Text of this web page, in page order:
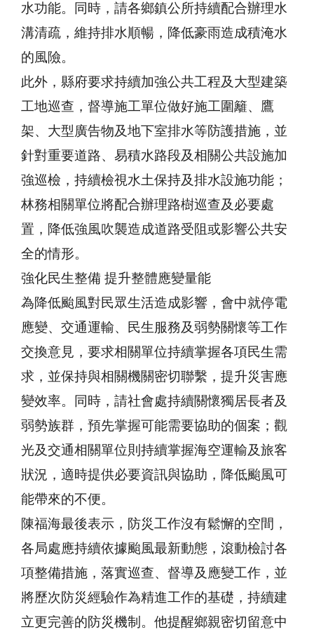
水功能。同時，請各鄉鎮公所持續配合辦理水
溝清疏，維持排水順暢，降低豪雨造成積淹水
的風險。
此外，縣府要求持續加強公共工程及大型建築
工地巡查，督導施工單位做好施工圍籬、鷹
架、大型廣告物及地下室排水等防護措施，並
針對重要道路、易積水路段及相關公共設施加
強巡檢，持續檢視水土保持及排水設施功能；
林務相關單位將配合辦理路樹巡查及必要處
置，降低強風吹襲造成道路受阻或影響公共安
全的情形。
強化民生整備 提升整體應變量能
為降低颱風對民眾生活造成影響，會中就停電
應變、交通運輸、民生服務及弱勢關懷等工作
交換意見，要求相關單位持續掌握各項民生需
求，並保持與相關機關密切聯繫，提升災害應
變效率。同時，請社會處持續關懷獨居長者及
弱勢族群，預先掌握可能需要協助的個案；觀
光及交通相關單位則持續掌握海空運輸及旅客
狀況，適時提供必要資訊與協助，降低颱風可
能帶來的不便。
陳福海最後表示，防災工作沒有鬆懈的空間，
各局處應持續依據颱風最新動態，滾動檢討各
項整備措施，落實巡查、督導及應變工作，並
將歷次防災經驗作為精進工作的基礎，持續建
立更完善的防災機制。他提醒鄉親密切留意中